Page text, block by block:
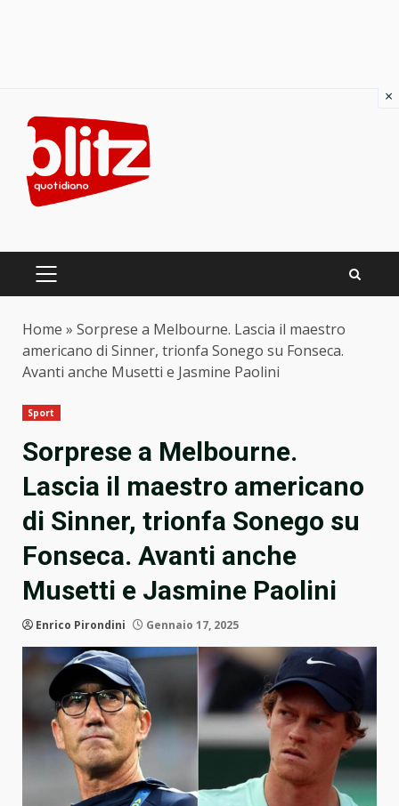
content
PRIMARY
Home » Sorprese a Melbourne. Lascia il maestro
americano di Sinner, trionfa Sonego su Fonseca.
Avanti anche Musetti e Jasmine Paolini
Sport
Sorprese a Melbourne.
Lascia il maestro americano
di Sinner, trionfa Sonego su
Fonseca. Avanti anche
Musetti e Jasmine Paolini
Enrico Pirondini Gennaio 17, 2025
×